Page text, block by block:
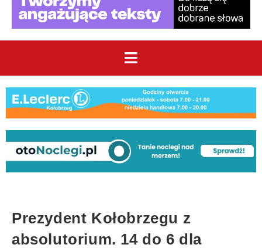
Prezydent Kołobrzegu z
absolutorium. 14 do 6 dla